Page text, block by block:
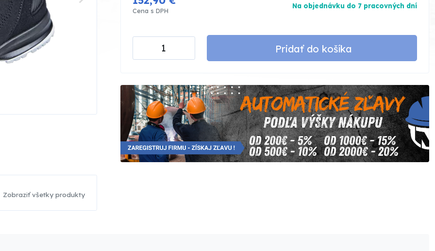
Zobraziť všetky produkty
Cena s DPH
Na objednávku do 7 pracovných dní
Pridať do košíka